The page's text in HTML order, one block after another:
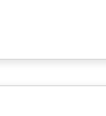
Condo/Appartement